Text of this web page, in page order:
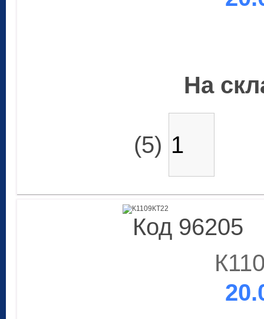
На
(5)
Код 96205